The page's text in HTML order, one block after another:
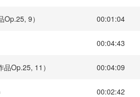
9） 00:01:04
00:04:43
Op.25, 11） 00:04:09
00:02:42